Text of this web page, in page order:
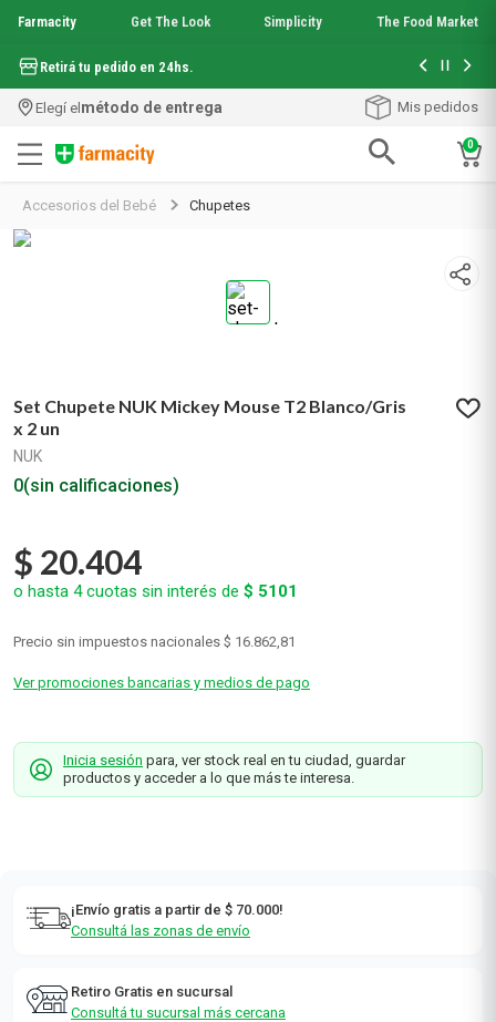
Farmacity Get The Look Simplicity The Food Market
Retirá tu pedido en 24hs. Hasta 6
Elegí elmétodo de entrega Mis pedidos
0
Accesorios del Bebé Chupetes
Set Chupete NUK Mickey Mouse T2 Blanco/Gris
x 2 un
NUK
0(sin calificaciones)
$ 20.404
o hasta 4cuotas sin interés de $ 5101
Precio sin impuestos nacionales $ 16.862,81
Ver promociones bancarias y medios de pago
Inicia sesión para, ver stock real en tu ciudad, guardar
productos y acceder a lo que más te interesa.
¡Envío gratis a partir de $ 70.000!
Consultá las zonas de envío
Retiro Gratis en sucursal
Consultá tu sucursal más cercana
2.
8. protector solar
9 .serum elvive
10.